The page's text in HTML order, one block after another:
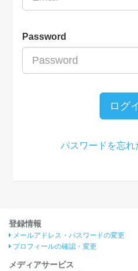
Password
ログ
パスワードを忘れ
登録情報
メールアドレス・パスワードの変更
プロフィールの確認・変更
メディアサービス